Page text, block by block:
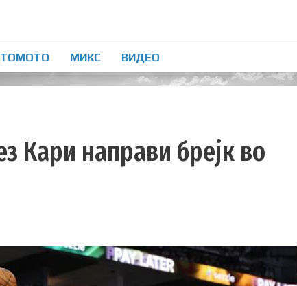
МИКС ВИДЕО
Кари направи брејк во